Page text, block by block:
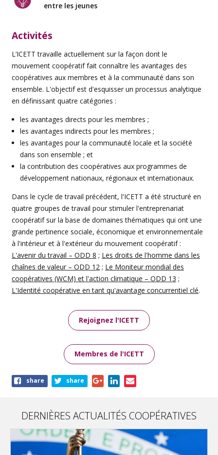
entre les jeunes
Activités
L’ICETT travaille actuellement sur la façon dont le
mouvement coopératif fait connaître les avantages des
coopératives aux membres et à la communauté dans son
ensemble. L'objectif est d'esquisser un processus analytique
en définissant quatre catégories :
les avantages directs pour les membres ;
les avantages indirects pour les membres ;
les avantages pour la communauté locale et la société
dans son ensemble ; et
la contribution des coopératives aux programmes de
développement nationaux, régionaux et internationaux.
Dans le cycle de travail précédent, l'ICETT a été structuré en
quatre groupes de travail pour stimuler l'entreprenariat
coopératif sur la base de domaines thématiques qui ont une
grande pertinence sociale, économique et environnementale
à l'intérieur et à l'extérieur du mouvement coopératif :
L'avenir du travail – ODD 8 ; Les droits de l'homme dans les
chaînes de valeur – ODD 12 ; Le Moniteur mondial des
coopératives (WCM) et l'action climatique – ODD 13 ;
L'Identité coopérative en tant qu'avantage concurrentiel clé.
Rejoignez l'ICETT
Membres de l'ICETT
Shareshare share
DERNIÈRES ACTUALITÉS COOPÉRATIVES